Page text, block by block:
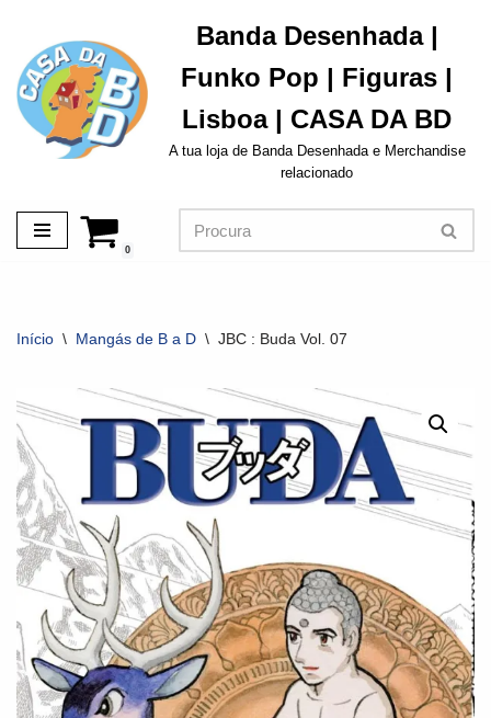
Avançar
para
o
conteúdo
Banda Desenhada |
Funko Pop | Figuras |
Lisboa | CASA DA BD
A tua loja de Banda Desenhada e Merchandise
relacionado
0
Início \ Mangás de B a D \ JBC : Buda Vol. 07